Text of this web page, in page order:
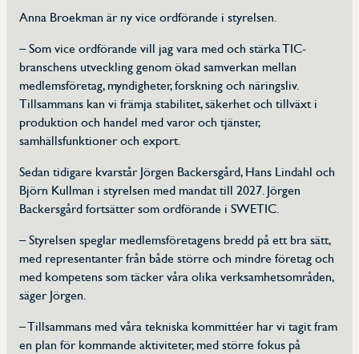
Anna Broekman är ny vice ordförande i styrelsen.
– Som vice ordförande vill jag vara med och stärka TIC-
branschens utveckling genom ökad samverkan mellan
medlemsföretag, myndigheter, forskning och näringsliv.
Tillsammans kan vi främja stabilitet, säkerhet och tillväxt i
produktion och handel med varor och tjänster,
samhällsfunktioner och export.
Sedan tidigare kvarstår Jörgen Backersgård, Hans Lindahl och
Björn Kullman i styrelsen med mandat till 2027. Jörgen
Backersgård fortsätter som ordförande i SWETIC.
– Styrelsen speglar medlemsföretagens bredd på ett bra sätt,
med representanter från både större och mindre företag och
med kompetens som täcker våra olika verksamhetsområden,
säger Jörgen.
– Tillsammans med våra tekniska kommittéer har vi tagit fram
en plan för kommande aktiviteter, med större fokus på